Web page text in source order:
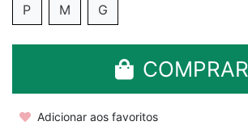
P M G
COMPRAR
Adicionar aos favoritos